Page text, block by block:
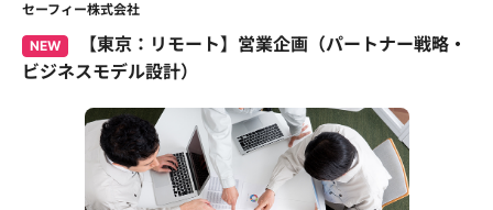
セーフィー株式会社
NEW
【東京：リモート】営業企画（パートナー戦略・
ビジネスモデル設計）